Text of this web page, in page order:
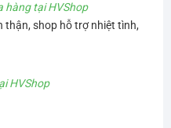
hàng tại HVShop
thận, shop hỗ trợ nhiệt tình,
HVShop